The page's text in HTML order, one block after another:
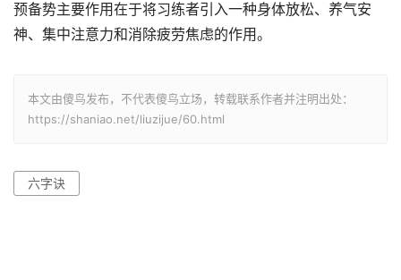
预备势主要作用在于将习练者引入一种身体放松、养气安
神、集中注意力和消除疲劳焦虑的作用。
本文由傻鸟发布，不代表傻鸟立场，转载联系作者并注明出处：
https://shaniao.net/liuzijue/60.html
六字诀